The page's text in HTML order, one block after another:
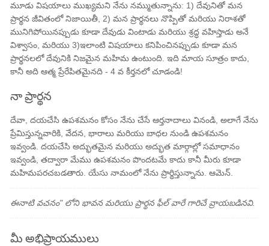
మూడు విషయాలు ముఖ్యమని నేను నమ్ముతున్నాను: 1) దేవునితో మన
ప్రార్థన జీవితంలో నిజాయితీ, 2) మన ప్రార్థనలు నొప్పితో మరియు నిరాశతో
మునిగిపోయినప్పుడు కూడా దేవుడు వింటాడు మరియు శ్రద్ధ వహిస్తాడు అనే
విశ్వాసం, మరియు 3)ఇలాంటి విషయాలు కనిపించినప్పుడు కూడా మన
ప్రార్థనలలో దేవునికి నిజమైన మహిమ ఉంటుంది. ఇది మాయ సూత్రం కాదు,
కానీ అది ఆత్మ ప్రేరేపితమైనది - 4 వ కీర్తనలో చూడండి!
నా ప్రార్థన
దేవా, దయచేసి ఉపశమనం కోసం నేను చేసే ఆర్తనాదాలు వినండి, అలాగే నేను
ప్రేమిస్తున్నవారికి, వేదన, భారాలు మరియు బాధల నుండి ఉపశమనం
ఇవ్వండి. దయచేసి అద్భుతమైన మరియు అద్భుత మార్గాల్లో సమాధానం
ఇవ్వండి, తద్వారా మేము ఉపశమనం పొందటమే కాదు కానీ మీరు కూడా
మహిమపరచబడతారు. యేసు నామంలో నేను ప్రార్థిస్తున్నాను. ఆమెన్.
ఈనాటి వచనం" లోని భావన మరియు ప్రార్థన ఫీల్ వారే గారిచే వ్రాయబడినవి.
మీ అభిప్రాయములు